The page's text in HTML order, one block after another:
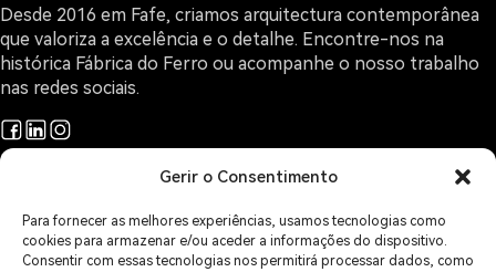
Gerir o Consentimento
Para fornecer as melhores experiências, usamos tecnologias como
cookies para armazenar e/ou aceder a informações do dispositivo.
Consentir com essas tecnologias nos permitirá processar dados, como
Desde 2016 em Fafe, criamos arquitectura contemporânea
que valoriza a excelência e o detalhe. Encontre-nos na
histórica Fábrica do Ferro ou acompanhe o nosso trabalho
nas redes sociais.
Arquitectura e Design
O Gabinete
Sobre Arquitectura